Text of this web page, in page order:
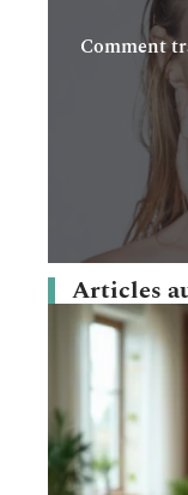
Comment
Articles